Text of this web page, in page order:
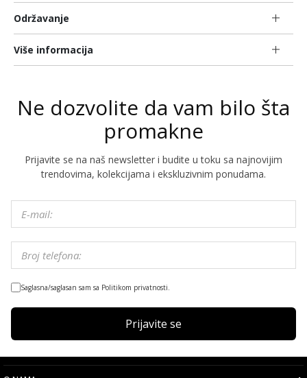
Održavanje
Više informacija
Ne dozvolite da vam bilo šta
promakne
Prijavite se na naš newsletter i budite u toku sa najnovijim
trendovima, kolekcijama i ekskluzivnim ponudama.
Saglasna/saglasan sam sa Politikom privatnosti.
Prijavite se